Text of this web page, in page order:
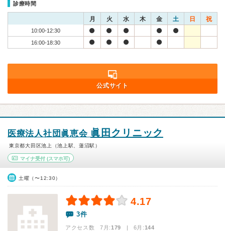
診療時間
月 火 水 木 金 土 日 祝
10:00-12:30
16:00-18:30
公式サイト
医療法人社団眞恵会 眞田クリニック
東京都大田区池上（池上駅、蓮沼駅）
マイナ受付 (スマホ可)
土曜（〜12:30）
4.17
3件
アクセス数 7月:179 | 6月:144